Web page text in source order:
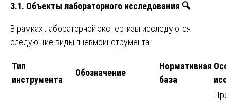
3.1. Объекты лабораторного исследования 🔍
В рамках лабораторной экспертизы исследуются
следующие виды пневмоинструмента:
Тип
инструмента
Обозначение
Нормативная
база